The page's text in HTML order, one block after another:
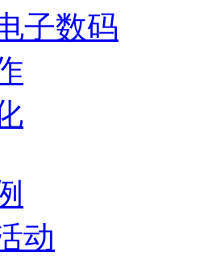
子数码
动